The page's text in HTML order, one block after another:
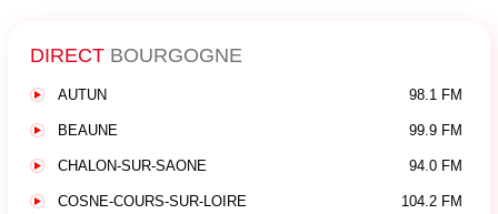
DIRECT BOURGOGNE
AUTUN 98.1 FM
BEAUNE 99.9 FM
CHALON-SUR-SAONE 94.0 FM
COSNE-COURS-SUR-LOIRE 104.2 FM